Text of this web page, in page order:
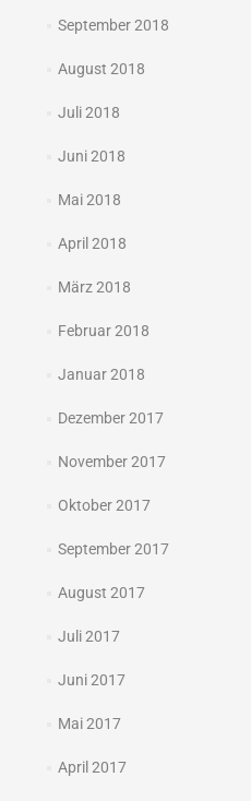
September 2018
August 2018
Juli 2018
Juni 2018
Mai 2018
April 2018
März 2018
Februar 2018
Januar 2018
Dezember 2017
November 2017
Oktober 2017
September 2017
August 2017
Juli 2017
Juni 2017
Mai 2017
April 2017